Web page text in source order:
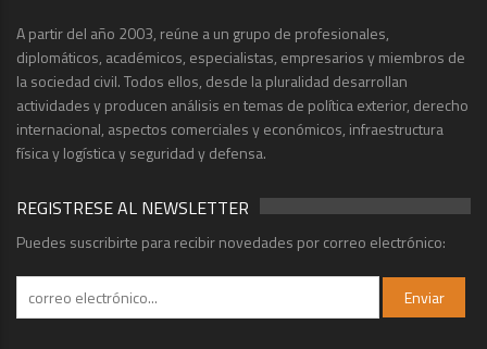
A partir del año 2003, reúne a un grupo de profesionales,
diplomáticos, académicos, especialistas, empresarios y miembros de
la sociedad civil. Todos ellos, desde la pluralidad desarrollan
actividades y producen análisis en temas de política exterior, derecho
internacional, aspectos comerciales y económicos, infraestructura
física y logística y seguridad y defensa.
REGISTRESE AL NEWSLETTER
Puedes suscribirte para recibir novedades por correo electrónico: